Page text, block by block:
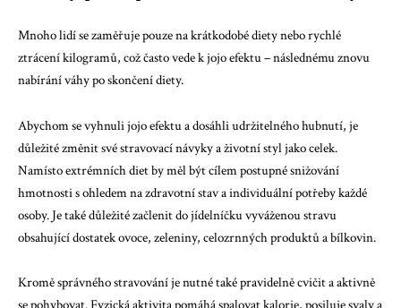
Mnoho lidí se zaměřuje pouze na krátkodobé diety nebo rychlé
ztrácení kilogramů, což často vede k jojo efektu – následnému znovu
nabírání váhy po skončení diety.
Abychom se vyhnuli jojo efektu a dosáhli udržitelného hubnutí, je
důležité změnit své stravovací návyky a životní styl jako celek.
Namísto extrémních diet by měl být cílem postupné snižování
hmotnosti s ohledem na zdravotní stav a individuální potřeby každé
osoby. Je také důležité začlenit do jídelníčku vyváženou stravu
obsahující dostatek ovoce, zeleniny, celozrnných produktů a bílkovin.
Kromě správného stravování je nutné také pravidelně cvičit a aktivně